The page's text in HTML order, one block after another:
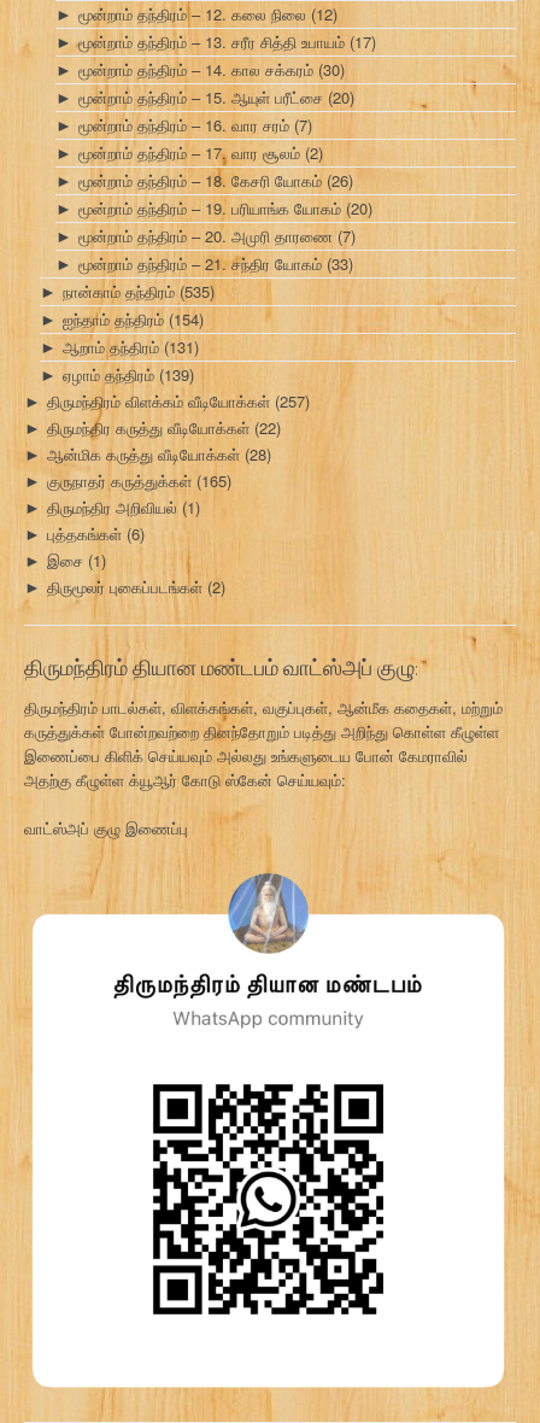
► மூன்றாம் தந்திரம் – 12. கலை நிலை (12)
► மூன்றாம் தந்திரம் – 13. சரீர சித்தி உபாயம் (17)
► மூன்றாம் தந்திரம் – 14. கால சக்கரம் (30)
► மூன்றாம் தந்திரம் – 15. ஆயுள் பரீட்சை (20)
► மூன்றாம் தந்திரம் – 16. வார சரம் (7)
► மூன்றாம் தந்திரம் – 17. வார சூலம் (2)
► மூன்றாம் தந்திரம் – 18. கேசரி யோகம் (26)
► மூன்றாம் தந்திரம் – 19. பரியாங்க யோகம் (20)
► மூன்றாம் தந்திரம் – 20. அமுரி தாரணை (7)
► மூன்றாம் தந்திரம் – 21. சந்திர யோகம் (33)
► நான்காம் தந்திரம் (535)
► ஐந்தாம் தந்திரம் (154)
► ஆறாம் தந்திரம் (131)
► ஏழாம் தந்திரம் (139)
► திருமந்திரம் விளக்கம் வீடியோக்கள் (257)
► திருமந்திர கருத்து வீடியோக்கள் (22)
► ஆன்மிக கருத்து வீடியோக்கள் (28)
► குருநாதர் கருத்துக்கள் (165)
► திருமந்திர அறிவியல் (1)
► புத்தகங்கள் (6)
► இசை (1)
► திருமூலர் புகைப்படங்கள் (2)
திருமந்திரம் தியான மண்டபம் வாட்ஸ்அப் குழு:
திருமந்திரம் பாடல்கள், விளக்கங்கள், வகுப்புகள், ஆன்மீக கதைகள், மற்றும்
கருத்துக்கள் போன்றவற்றை தினந்தோறும் படித்து அறிந்து கொள்ள கீழுள்ள
இணைப்பை கிளிக் செய்யவும் அல்லது உங்களுடைய போன் கேமராவில்
அதற்கு கீழுள்ள க்யூஆர் கோடு ஸ்கேன் செய்யவும்:
வாட்ஸ்அப் குழு இணைப்பு